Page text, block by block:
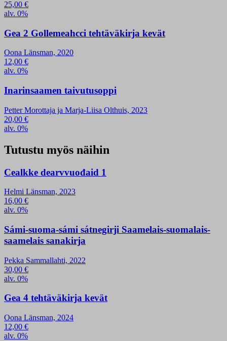
25,00 €
alv. 0%
Gea 2 Gollemeahcci tehtäväkirja kevät
Oona Länsman, 2020
12,00 €
alv. 0%
Inarinsaamen taivutusoppi
Petter Morottaja ja Marja-Liisa Olthuis, 2023
20,00 €
alv. 0%
Tutustu myös näihin
Cealkke dearvvuođaid 1
Helmi Länsman, 2023
16,00 €
alv. 0%
Sámi-suoma-sámi sátnegirji Saamelais-suomalais-
saamelais sanakirja
Pekka Sammallahti, 2022
30,00 €
alv. 0%
Gea 4 tehtäväkirja kevät
Oona Länsman, 2024
12,00 €
alv. 0%